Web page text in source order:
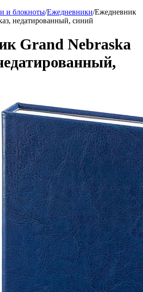
и блокноты/Ежедневники/Ежедневник
недатированный, синий
Grand Nebraska